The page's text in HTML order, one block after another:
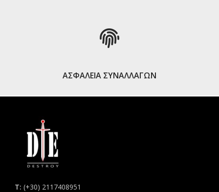
ΑΣΦΑΛΕΙΑ ΣΥΝΑΛΛΑΓΩΝ
Τ: (+30) 2117408951